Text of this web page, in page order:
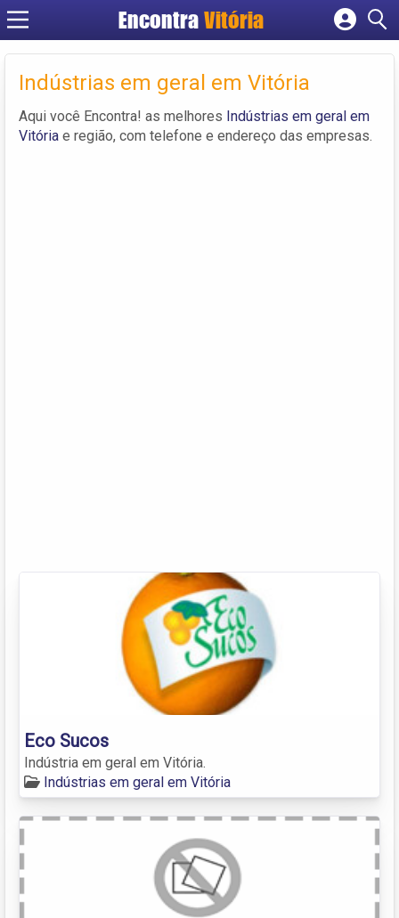
Encontra Vitória
Cadastrar empresa
Criar conta
Indústrias em geral em Vitória
Aqui você Encontra! as melhores Indústrias em geral em
Vitória e região, com telefone e endereço das empresas.
Eco Sucos
Indústria em geral em Vitória.
Indústrias em geral em Vitória